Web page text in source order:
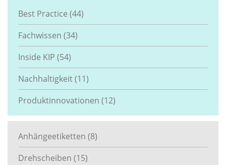
Best Practice (44)
Fachwissen (34)
Inside KIP (54)
Nachhaltigkeit(11)
Produktinnovationen (12)
Anhängeetiketten (8)
Drehscheiben (15)